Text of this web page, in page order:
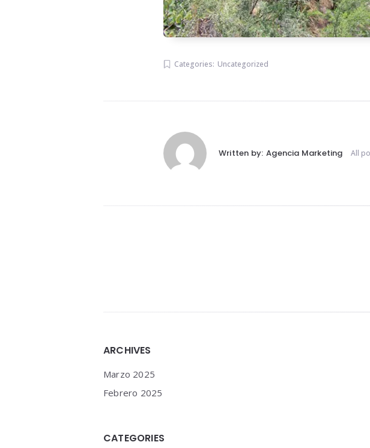
Categories: Uncategorized
Written by: Agencia Marketing All
ARCHIVES
Marzo 2025
Febrero 2025
CATEGORIES